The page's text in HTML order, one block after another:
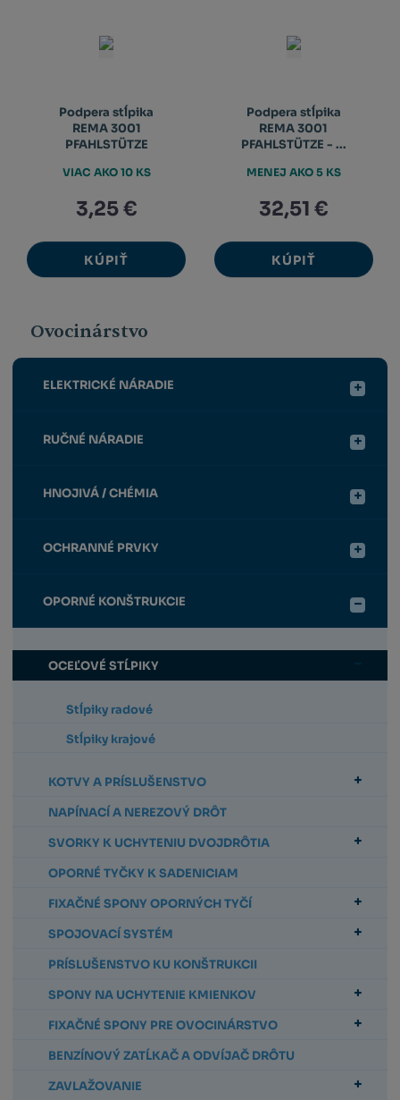
Podpera stĺpika
REMA 3001
PFAHLSTÜTZE
3,25 €
KÚPIŤ
VIAC AKO 10 KS
Podpera stĺpika
REMA 3001
PFAHLSTÜTZE - ...
32,51 €
KÚPIŤ
MENEJ AKO 5 KS
Ovocinárstvo
ELEKTRICKÉ NÁRADIE
RUČNÉ NÁRADIE
HNOJIVÁ / CHÉMIA
OCHRANNÉ PRVKY
OPORNÉ KONŠTRUKCIE
OCEĽOVÉ STĹPIKY
Stĺpiky radové
Stĺpiky krajové
KOTVY A PRÍSLUŠENSTVO
NAPÍNACÍ A NEREZOVÝ DRÔT
SVORKY K UCHYTENIU DVOJDRÔTIA
OPORNÉ TYČKY K SADENICIAM
FIXAČNÉ SPONY OPORNÝCH TYČÍ
SPOJOVACÍ SYSTÉM
PRÍSLUŠENSTVO KU KONŠTRUKCII
SPONY NA UCHYTENIE KMIENKOV
FIXAČNÉ SPONY PRE OVOCINÁRSTVO
BENZÍNOVÝ ZATĹKAČ A ODVÍJAČ DRÔTU
ZAVLAŽOVANIE